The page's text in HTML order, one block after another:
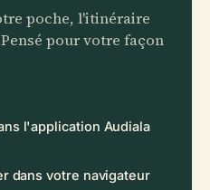
poche, l'itinéraire
pour votre façon
l'application Audiala
dans votre navigateur